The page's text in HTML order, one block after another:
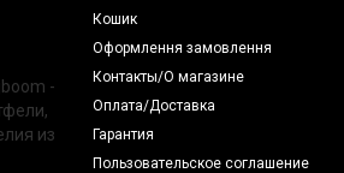
-
из
Кошик
Оформлення замовлення
Контакты/О магазине
Оплата/Доставка
Гарантия
Пользовательское соглашение